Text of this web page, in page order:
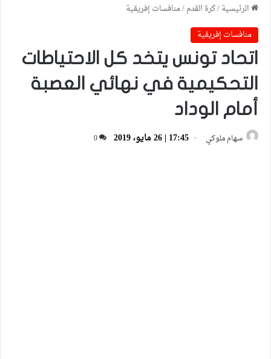
الرئيسية/كرة القدم/منافسات إفريقية
منافسات إفريقية
اتحاد تونس يتخد كل الاحتياطات
التحكيمية في نهائي العصبة
أمام الوداد
سهام ملوكي 17:45 | 26 مايو، 2019 0